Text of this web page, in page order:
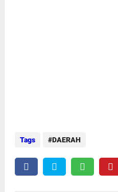
Tags DAERAH